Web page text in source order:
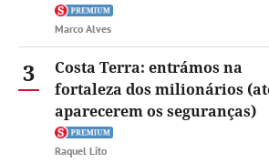
Marco Alves
3
Costa Terra: entrámos na
fortaleza dos milionários
aparecerem os seguranças)
Raquel Lito